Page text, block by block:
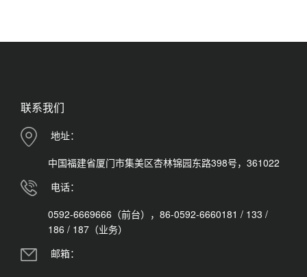
联系我们
地址：
中国福建省厦门市集美区杏林锦园东路398号，361022
电话：
0592-6669666（前台），86-0592-6660181 / 133 /
186 / 187（业务）
邮箱：